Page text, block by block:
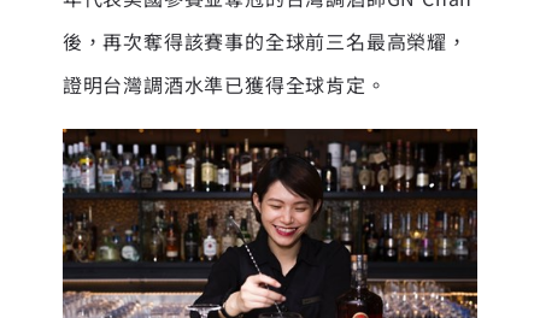
後，再次奪得該賽事的全球前三名最高榮耀，
證明台灣調酒水準已獲得全球肯定。